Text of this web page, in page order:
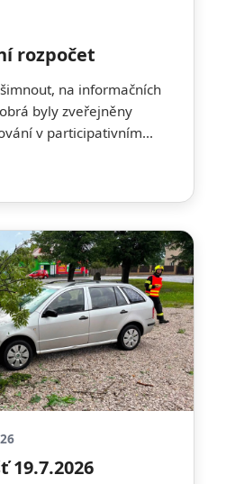
rozpočet
na informačních
byly zveřejněny
v participativním...
19.7.2026